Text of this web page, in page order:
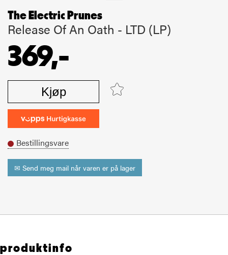
The Electric Prunes
Release Of An Oath - LTD (LP)
369,-
Kjøp
Bestillingsvare
✉ Send meg mail når varen er på lager
produktinfo